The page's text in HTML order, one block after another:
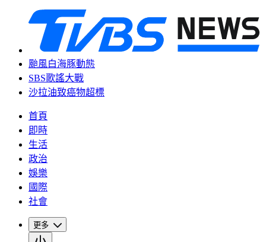
颱風白海豚動態
SBS歌謠大戰
沙拉油致癌物超標
首頁
即時
生活
政治
娛樂
國際
社會
更多